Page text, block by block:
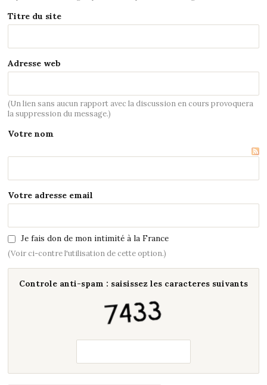
Titre du site
Adresse web
(Un lien sans aucun rapport avec la discussion en cours provoquera
la suppression du message.)
Votre nom
Votre adresse email
Je fais don de mon intimité à la France
(Voir ci-contre l'utilisation de cette option.)
Controle anti-spam : saisissez les caracteres suivants